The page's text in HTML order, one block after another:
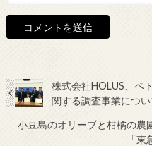
株式会社HOLUS、ベ
関する調査事業につ
小豆島のオリーブと柑橘の農
「